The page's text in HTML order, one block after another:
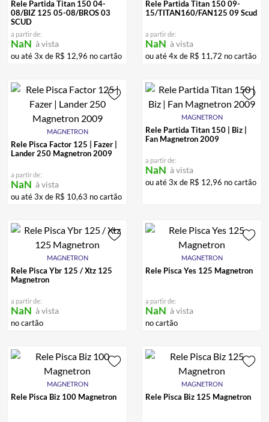
Rele Partida Titan 150 04-
08/BIZ 125 05-08/BROS 03
SCUD
a partir de:
NaN à vista
ou até3x de R$ 12,96 no cartão
Rele Partida Titan 150 09-
15/TITAN160/FAN125 09 Scud
a partir de:
NaN à vista
ou até4x de R$ 11,72 no cartão
MAGNETRON
Rele Pisca Factor 125 | Fazer |
Lander 250 Magnetron 2009
a partir de:
NaN à vista
ou até3x de R$ 10,63 no cartão
MAGNETRON
Rele Partida Titan 150 | Biz |
Fan Magnetron 2009
a partir de:
NaN à vista
ou até3x de R$ 12,96 no cartão
MAGNETRON
Rele Pisca Ybr 125 / Xtz 125
Magnetron
a partir de:
NaN à vista
no cartão
MAGNETRON
Rele Pisca Yes 125 Magnetron
a partir de:
NaN à vista
no cartão
MAGNETRON
Rele Pisca Biz 100 Magnetron
MAGNETRON
Rele Pisca Biz 125 Magnetron
8º AIROH
9º
10º BOTAS